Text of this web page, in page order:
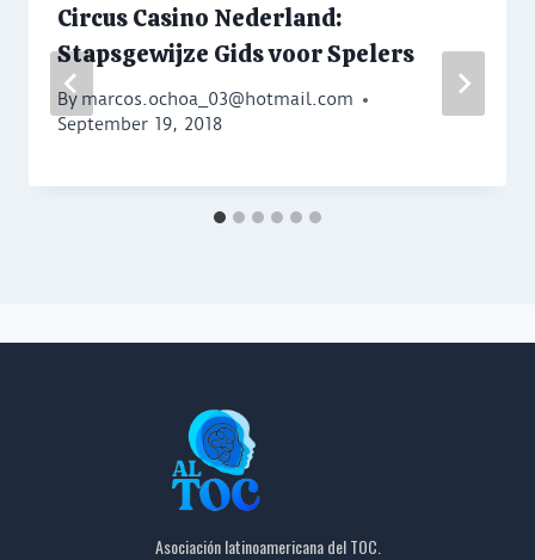
Circus Casino Nederland:
Stapsgewijze Gids voor Spelers
By marcos.ochoa_03@hotmail.com
September 19, 2018
Asociación latinoamericana del TOC.